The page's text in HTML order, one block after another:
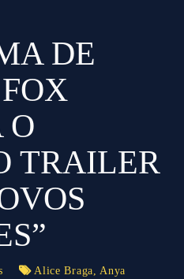
DE
O
TRAILER
Alice Braga
Anya